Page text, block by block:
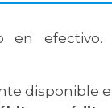
en efectivo.
disponible